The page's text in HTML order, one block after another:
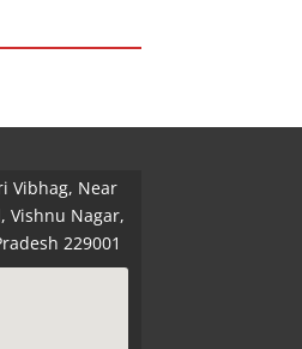
Vibhag, Near
Vishnu Nagar,
229001